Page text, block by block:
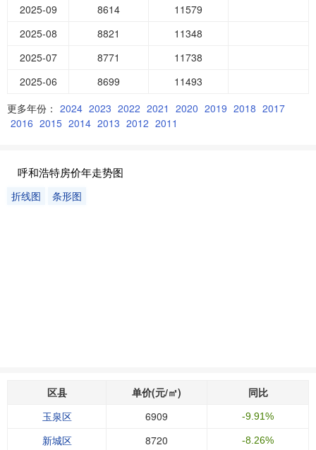
2025-09
8614
11579
2025-08
8821
11348
2025-07
8771
11738
2025-06
8699
11493
更多年份： 2024 2023 2022 2021 2020 2019 2018 2017
2016 2015 2014 2013 2012 2011
呼和浩特房价年走势图
折线图 条形图
区县 单价(元/㎡)
同比
玉泉区
6909 -9.91%
新城区 8720 -8.26%